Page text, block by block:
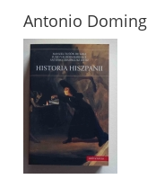
Antonio